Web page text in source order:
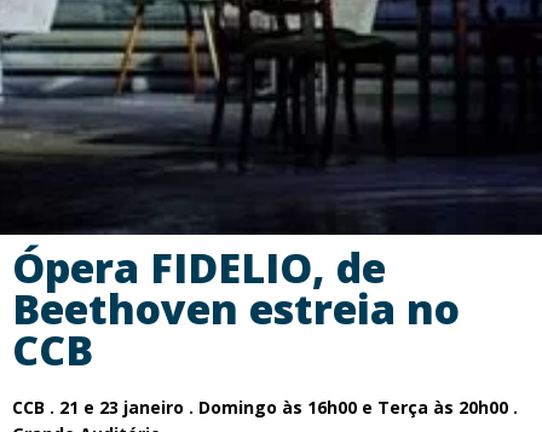
Ópera FIDELIO, de
Beethoven estreia no
CCB
CCB . 21 e 23 janeiro . Domingo às 16h00 e Terça às 20h00 .